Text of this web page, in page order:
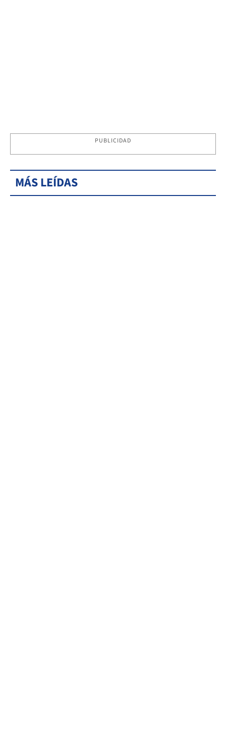
PUBLICIDAD
MÁS LEÍDAS